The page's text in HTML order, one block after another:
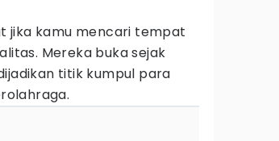
jika kamu mencari tempat
Mereka buka sejak
titik kumpul para